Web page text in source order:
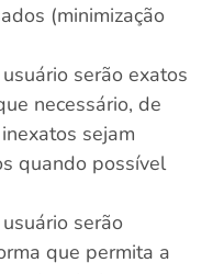
(minimização
serão exatos
necessário, de
sejam
quando possível
serão
que permita a